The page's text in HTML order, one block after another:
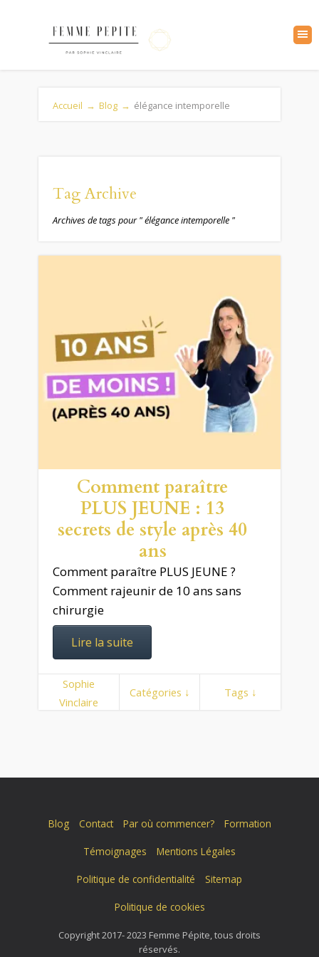
Accueil → Blog → élégance intemporelle
Tag Archive
Archives de tags pour " élégance intemporelle "
Comment paraître
PLUS JEUNE : 13
secrets de style après 40
ans
Comment paraître PLUS JEUNE ?
Comment rajeunir de 10 ans sans
chirurgie
Lire la suite
Sophie
Vinclaire
Catégories ↓ Tags ↓
Blog Contact Par où commencer? Formation
Témoignages Mentions Légales
Politique de confidentialité Sitemap
Politique de cookies
Copyright 2017- 2023 Femme Pépite, tous droits
réservés.